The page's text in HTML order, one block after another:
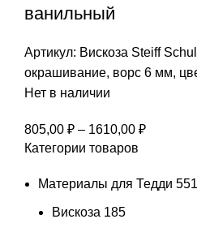
ванильный
Артикул: Вискоза Steiff
окрашивание, ворс 6 мм,
Нет в наличии
805,00 ₽ – 1610,00 ₽Диапазон
–
Категории товаров
Материалы для Тедди 551
Вискоза 185